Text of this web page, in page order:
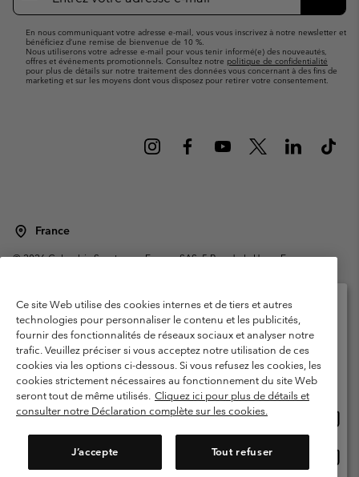
e-
En nous communiquant votre adresse e-mail, vous vous inscrivez à notre newsletter et
bénéficiez d’une remise de bienvenue de 10 %.
Nous utiliserons votre adresse e-mail pour vous tenir informé(e) des nouveautés,
offres et événements promotionnels. Consultez notre politique de confidentialité
pour plus de détails sur notre traitement des données vous concernant à des fins de
marketing et sur les moyens dont vous disposez pour retirer votre consentement.
France
©2026Columbia Sportswear Europe SAS. 5 Rue de la Haye, Espace
Garanties Légales
Politique de confidentialité
Conditions d'utilisation - Membres
Conditions D'utilisation - Contenu généré par l'utilisateur
Impressum
Cookies
Public CBCR
Ce site Web utilise des cookies internes et de tiers et autres
technologies pour personnaliser le contenu et les publicités,
fournir des fonctionnalités de réseaux sociaux et analyser notre
trafic. Veuillez préciser si vous acceptez notre utilisation de ces
cookies via les options ci-dessous. Si vous refusez les cookies, les
cookies strictement nécessaires au fonctionnement du site Web
seront tout de même utilisés. Cliquez ici pour plus de détails et
consulter notre Déclaration complète sur les cookies.
J’accepte Tout refuser
Veuillez sélectionner votre pays d’expédition et
votre langue
Achats en ligne disponibles
United States
ligne
France